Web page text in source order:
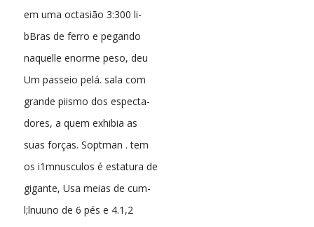
em uma octasião 3:300 li-
bBras de ferro e pegando
naquelle enorme peso, deu
Um passeio pelá. sala com
grande piismo dos especta-
dores, a quem exhibia as
suas forças. Soptman . tem
os i1mnusculos é estatura de
gigante, Usa meias de cum-
l;lnuuno de 6 pés e 4.1,2